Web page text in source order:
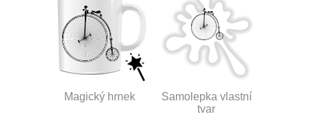
Magický hrnek
Samolepka vlastní
tvar